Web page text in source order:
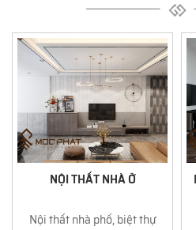
NỘI THẤT NHÀ Ở
Nội thất nhà phố, biệt thự